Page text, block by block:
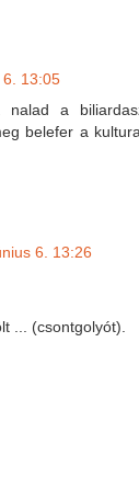
6. 13:05
nalad a
belefer a
6. 13:26
... (csontgolyót).